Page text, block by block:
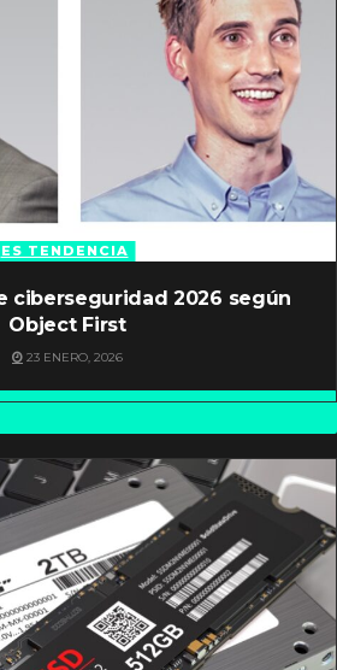
ES TENDENCIA
ciberseguridad 2026 según
Object First
23 ENERO, 2026